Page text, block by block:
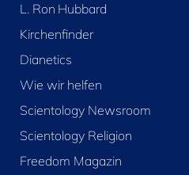
L. Ron Hubbard
Kirchenfinder
Dianetics
Wie wir helfen
Scientology Newsroom
Scientology Religion
Freedom Magazin